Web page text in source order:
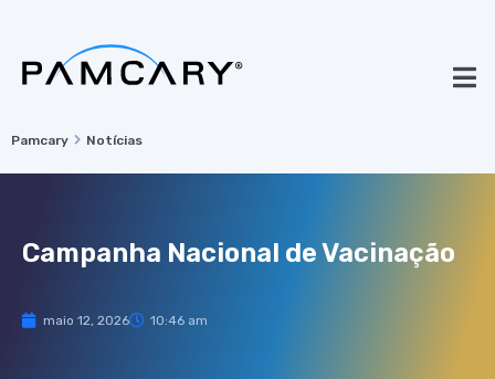
Pamcary Notícias
Campanha Nacional de Vacinação
maio 12, 2026 10:46 am